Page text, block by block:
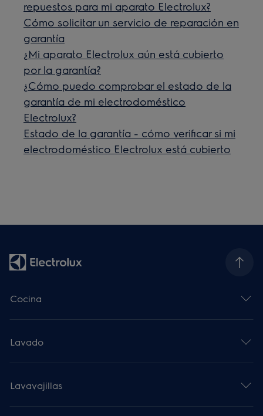
repuestos para mi aparato Electrolux?
Cómo solicitar un servicio de reparación en
garantía
¿Mi aparato Electrolux aún está cubierto
por la garantía?
¿Cómo puedo comprobar el estado de la
garantía de mi electrodoméstico
Electrolux?
Estado de la garantía - cómo verificar si mi
electrodoméstico Electrolux está cubierto
Cocina
Lavado
Lavavajillas